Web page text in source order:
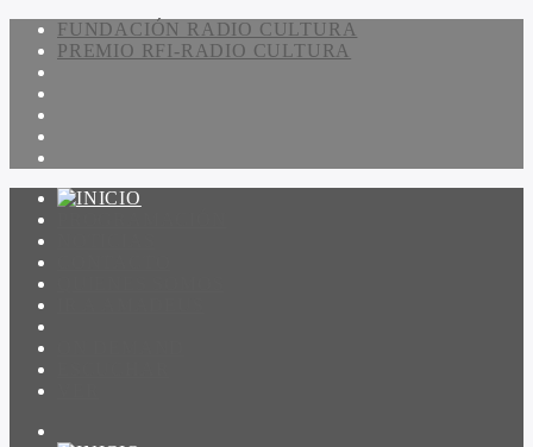
FUNDACIÓN RADIO CULTURA
PREMIO RFI-RADIO CULTURA